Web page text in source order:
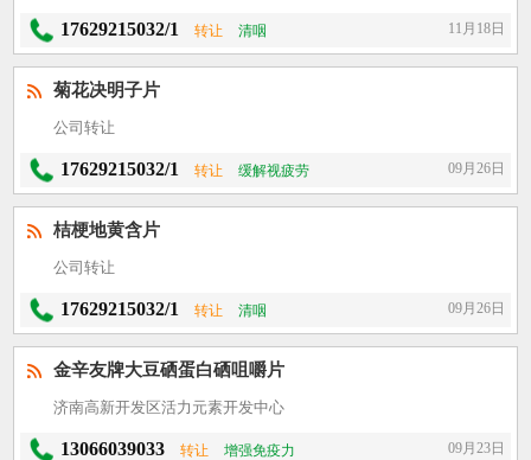
17629215032/1 转让 清咽 11月18日
菊花决明子片
公司转让
17629215032/1 转让 缓解视疲劳 09月26日
桔梗地黄含片
公司转让
17629215032/1 转让 清咽 09月26日
金辛友牌大豆硒蛋白硒咀嚼片
济南高新开发区活力元素开发中心
13066039033 转让 增强免疫力 09月23日